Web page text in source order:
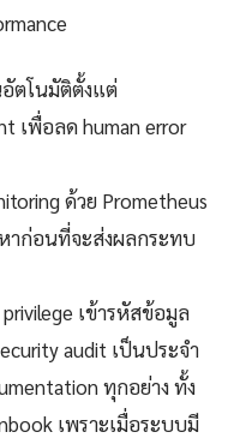
ตโนมัติตั้งแต่
เพื่อลด human error
ด้วย Prometheus
าก่อนที่จะส่งผลกระทบ
เข้ารหัสข้อมูล
audit เป็นประจำ
ทุกอย่าง ทั้ง
เพราะเมื่อระบบมี